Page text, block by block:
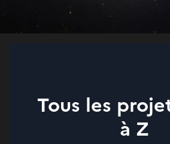
Tous les
à Z